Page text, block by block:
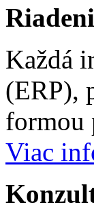
Každá
(ERP),
formou
Viac